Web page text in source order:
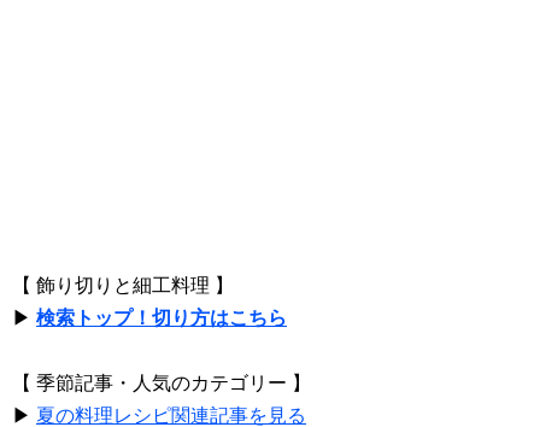
【 飾り切りと細工料理 】
▶ 検索トップ！切り方はこちら
【 季節記事・人気のカテゴリー 】
▶ 夏の料理レシピ関連記事を見る